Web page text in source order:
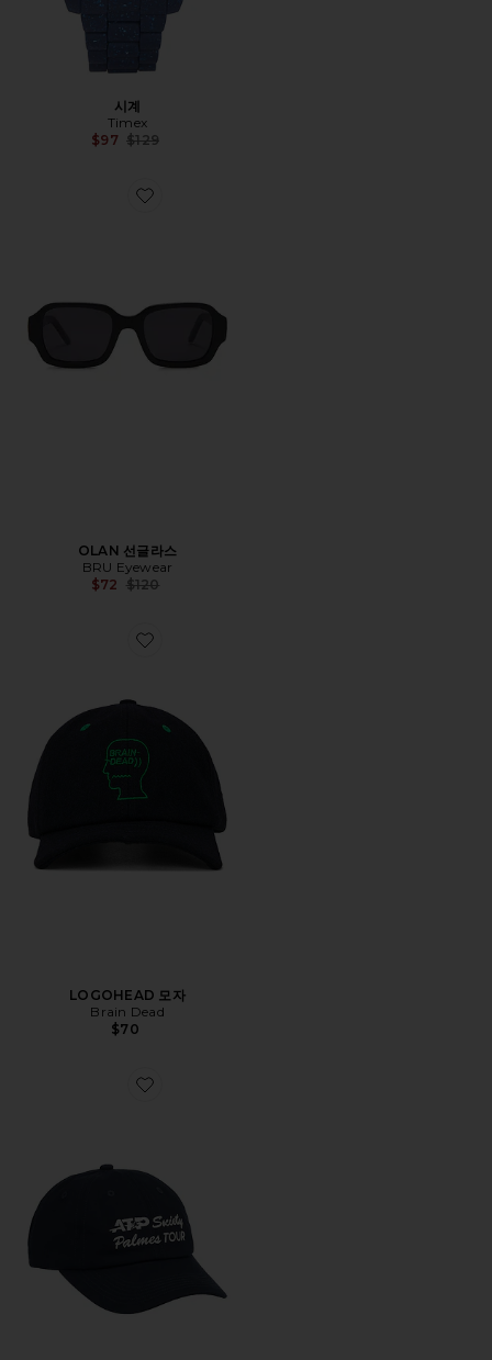
시계
Timex
$97 Previous price:
$129
Favorite OLAN 선글라스
OLAN 선글라스
BRU Eyewear
$72 Previous price:
$120
Favorite LOGOHEAD 모자
LOGOHEAD 모자
Brain Dead
$70
Favorite 6-PANEL 모자